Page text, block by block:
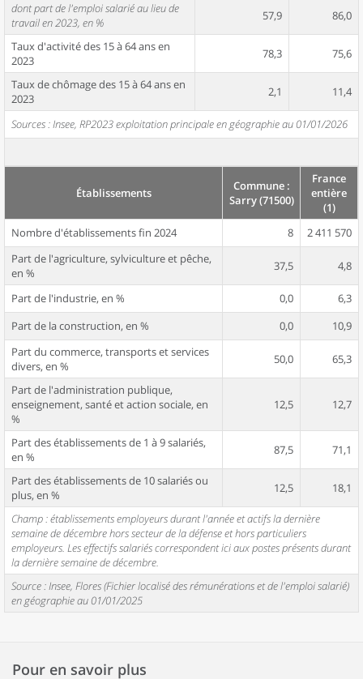
dont part de l'emploi salarié au lieu de
travail en 2023, en %
57,9 86,0
Taux d'activité des 15 à 64 ans en
2023
78,3 75,6
Taux de chômage des 15 à 64 ans en
2023
2,1 11,4
Sources : Insee, RP2023 exploitation principale en géographie au 01/01/2026
Établissements
Commune :
Sarry (71500)
France
entière
(1)
Nombre d'établissements fin 2024
8
2 411 570
Part de l'agriculture, sylviculture et pêche,
en %
37,5 4,8
Part de l'industrie, en % 0,0
6,3
Part de la construction, en %
0,0
10,9
Part du commerce, transports et services
divers, en %
50,0 65,3
Part de l'administration publique,
enseignement, santé et action sociale, en
%
12,5 12,7
Part des établissements de 1 à 9 salariés,
en %
87,5 71,1
Part des établissements de 10 salariés ou
plus, en %
12,5 18,1
Champ : établissements employeurs durant l'année et actifs la dernière
semaine de décembre hors secteur de la défense et hors particuliers
employeurs. Les effectifs salariés correspondent ici aux postes présents durant
la dernière semaine de décembre.
Source : Insee, Flores (Fichier localisé des rémunérations et de l'emploi salarié)
en géographie au 01/01/2025
Pour en savoir plus